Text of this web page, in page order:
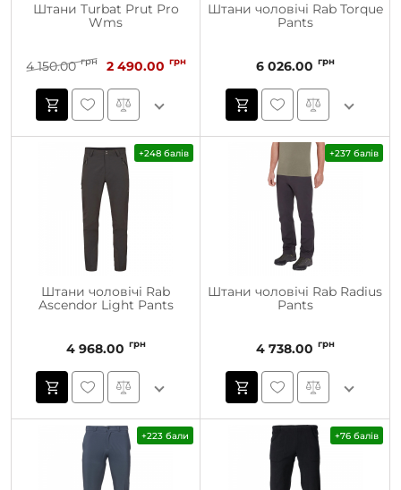
Штани Turbat Prut Pro
Wms
4 150.00 грн 2 490.00 грн
Штани чоловічі Rab Torque
Pants
6 026.00 грн
+248 балів
Штани чоловічі Rab
Ascendor Light Pants
4 968.00 грн
+237 балів
Штани чоловічі Rab Radius
Pants
4 738.00 грн
+223 бали +76 балів